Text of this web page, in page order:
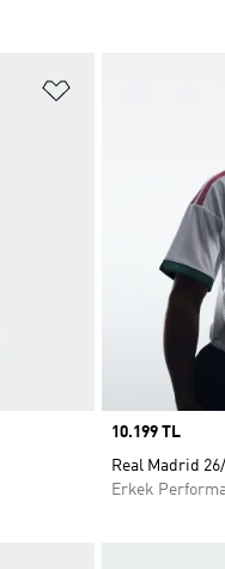
Price
10.199 TL
Real Madrid
Erkek